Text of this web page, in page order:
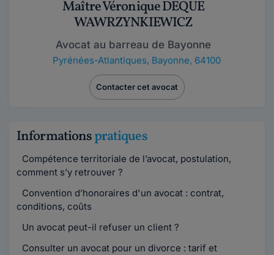
Maître Véronique DEQUE
WAWRZYNKIEWICZ
Avocat au barreau de Bayonne
Pyrénées-Atlantiques, Bayonne, 64100
Contacter cet avocat
Informationspratiques
Compétence territoriale de l’avocat, postulation,
comment s’y retrouver ?
Convention d’honoraires d'un avocat : contrat,
conditions, coûts
Un avocat peut-il refuser un client ?
Consulter un avocat pour un divorce : tarif et